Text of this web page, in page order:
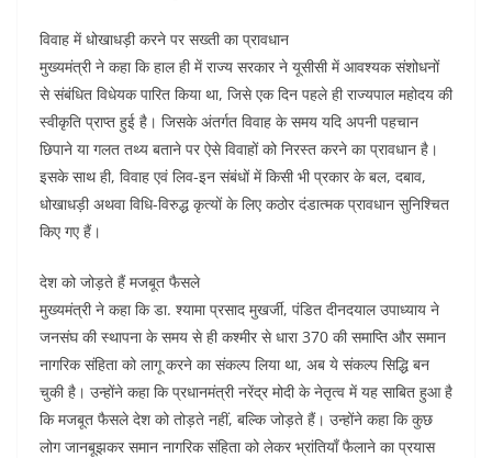
विवाह में धोखाधड़ी करने पर सख्ती का प्रावधान
मुख्यमंत्री ने कहा कि हाल ही में राज्य सरकार ने यूसीसी में आवश्यक संशोधनों
से संबंधित विधेयक पारित किया था, जिसे एक दिन पहले ही राज्यपाल महोदय की
स्वीकृति प्राप्त हुई है। जिसके अंतर्गत विवाह के समय यदि अपनी पहचान
छिपाने या गलत तथ्य बताने पर ऐसे विवाहों को निरस्त करने का प्रावधान है।
इसके साथ ही, विवाह एवं लिव-इन संबंधों में किसी भी प्रकार के बल, दबाव,
धोखाधड़ी अथवा विधि-विरुद्ध कृत्यों के लिए कठोर दंडात्मक प्रावधान सुनिश्चित
किए गए हैं।
देश को जोड़ते हैं मजबूत फैसले
मुख्यमंत्री ने कहा कि डा. श्यामा प्रसाद मुखर्जी, पंडित दीनदयाल उपाध्याय ने
जनसंघ की स्थापना के समय से ही कश्मीर से धारा 370 की समाप्ति और समान
नागरिक संहिता को लागू करने का संकल्प लिया था, अब ये संकल्प सिद्धि बन
चुकी है। उन्होंने कहा कि प्रधानमंत्री नरेंद्र मोदी के नेतृत्व में यह साबित हुआ है
कि मजबूत फैसले देश को तोड़ते नहीं, बल्कि जोड़ते हैं। उन्होंने कहा कि कुछ
लोग जानबूझकर समान नागरिक संहिता को लेकर भ्रांतियाँ फैलाने का प्रयास